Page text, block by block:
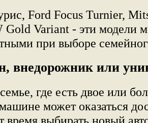
Ford Focus Turnier,
Gold Variant - эти модели
при выборе
внедорожник или
где есть двое или
может оказаться
время выбирать новый